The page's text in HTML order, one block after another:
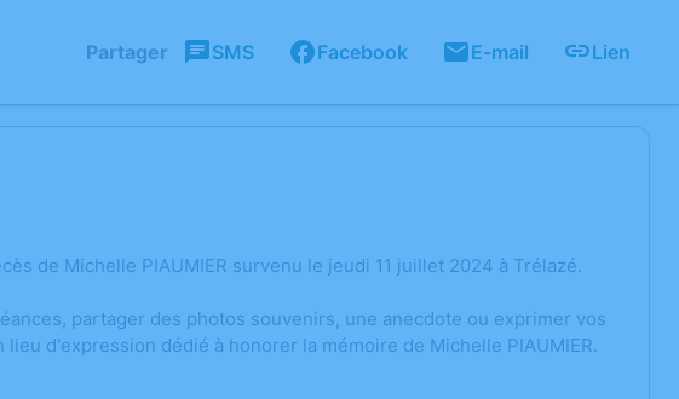
Partager SMS Facebook E-mail Lien
de Michelle PIAUMIER survenu le jeudi 11 juillet 2024 à Trélazé.
partager des photos souvenirs, une anecdote ou exprimer vos
d'expression dédié à honorer la mémoire de Michelle PIAUMIER.